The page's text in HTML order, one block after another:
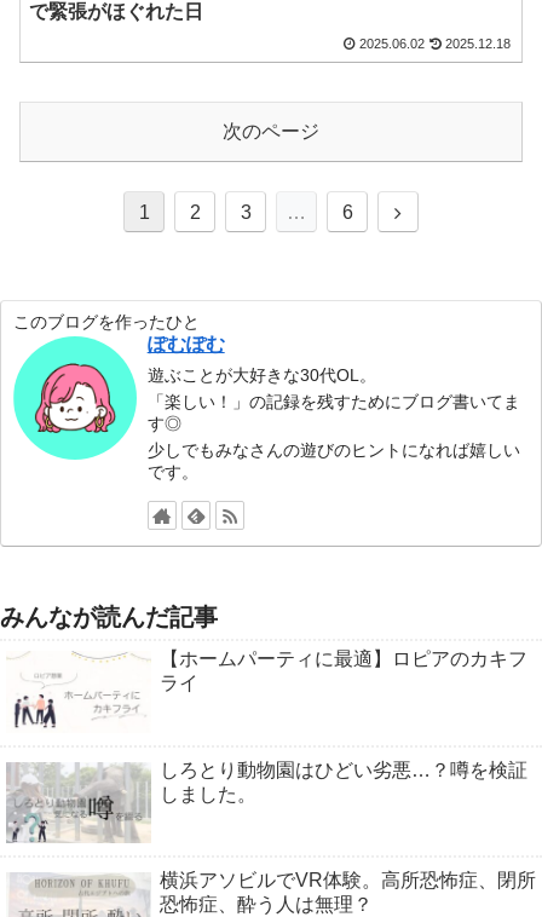
で緊張がほぐれた日
2025.06.02 2025.12.18
次のページ
1 2 3 … 6
このブログを作ったひと
ぽむぽむ
遊ぶことが大好きな30代OL。
「楽しい！」の記録を残すためにブログ書いてま
す◎
少しでもみなさんの遊びのヒントになれば嬉しい
です。
みんなが読んだ記事
【ホームパーティに最適】ロピアのカキフ
ライ
しろとり動物園はひどい劣悪…？噂を検証
しました。
横浜アソビルでVR体験。高所恐怖症、閉所
恐怖症、酔う人は無理？